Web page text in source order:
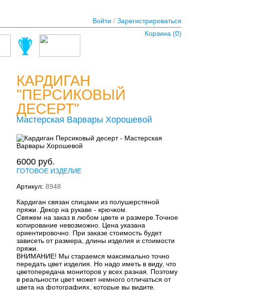
Войти / Зарегистрироваться
Корзина (0)
КАРДИГАН
"ПЕРСИКОВЫЙ
ДЕСЕРТ"
Мастерская Варвары Хорошевой
6000руб.
ГОТОВОЕ ИЗДЕЛИЕ
Артикул: 8948
Кардиган связан спицами из полушерстяной
пряжи. Декор на рукаве - крючком.
Свяжем на заказ в любом цвете и размере.Точное
копирование невозможно. Цена указана
ориентировочно. При заказе стоимость будет
зависеть от размера, длины изделия и стоимости
пряжи.
ВНИМАНИЕ! Мы стараемся максимально точно
передать цвет изделия. Но надо иметь в виду, что
цветопередача мониторов у всех разная. Поэтому
в реальности цвет может немного отличаться от
цвета на фотографиях, которые вы видите.